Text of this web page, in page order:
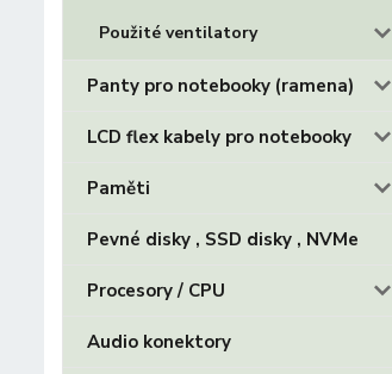
Použité ventilatory
Panty pro notebooky (ramena)
LCD flex kabely pro notebooky
Paměti
Pevné disky , SSD disky , NVMe
Procesory / CPU
Audio konektory